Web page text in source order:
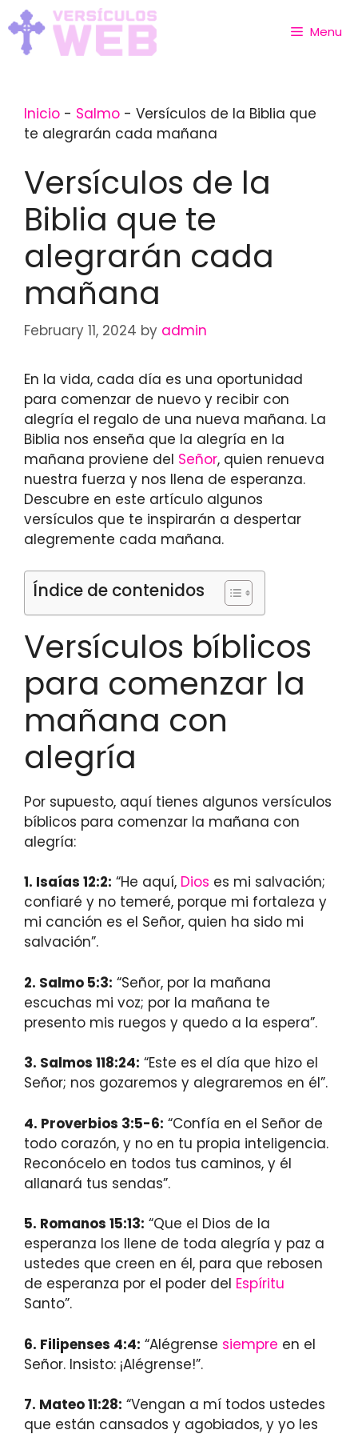
Skip
to
content
Menu
Inicio - Salmo - Versículos de la Biblia que
te alegrarán cada mañana
Versículos de la
Biblia que te
alegrarán cada
mañana
February 11, 2024 by admin
En la vida, cada día es una oportunidad
para comenzar de nuevo y recibir con
alegría el regalo de una nueva mañana. La
Biblia nos enseña que la alegría en la
mañana proviene del Señor, quien renueva
nuestra fuerza y nos llena de esperanza.
Descubre en este artículo algunos
versículos que te inspirarán a despertar
alegremente cada mañana.
Índice de contenidos
Versículos bíblicos
para comenzar la
mañana con
alegría
Por supuesto, aquí tienes algunos versículos
bíblicos para comenzar la mañana con
alegría:
1. Isaías 12:2: “He aquí, Dios es mi salvación;
confiaré y no temeré, porque mi fortaleza y
mi canción es el Señor, quien ha sido mi
salvación”.
2. Salmo 5:3: “Señor, por la mañana
escuchas mi voz; por la mañana te
presento mis ruegos y quedo a la espera”.
3. Salmos 118:24: “Este es el día que hizo el
Señor; nos gozaremos y alegraremos en él”.
4. Proverbios 3:5-6: “Confía en el Señor de
todo corazón, y no en tu propia inteligencia.
Reconócelo en todos tus caminos, y él
allanará tus sendas”.
5. Romanos 15:13: “Que el Dios de la
esperanza los llene de toda alegría y paz a
ustedes que creen en él, para que rebosen
de esperanza por el poder del Espíritu
Santo”.
6. Filipenses 4:4: “Alégrense siempre en el
Señor. Insisto: ¡Alégrense!”.
7. Mateo 11:28: “Vengan a mí todos ustedes
que están cansados y agobiados, y yo les